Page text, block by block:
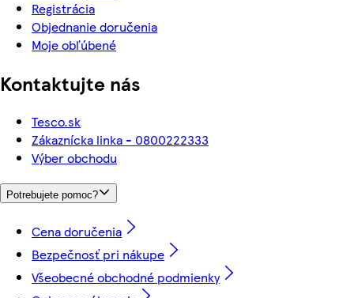
Registrácia
Objednanie doručenia
Moje obľúbené
Kontaktujte nás
Tesco.sk
Zákaznícka linka - 0800222333
Výber obchodu
Potrebujete pomoc?
Cena doručenia
Bezpečnosť pri nákupe
Všeobecné obchodné podmienky